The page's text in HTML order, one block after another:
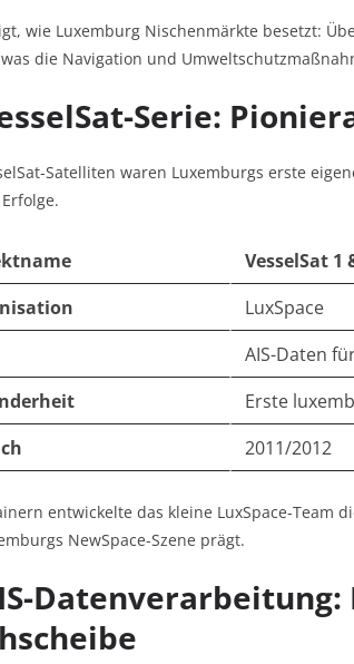
wie Luxemburg Nischenmärkte besetzt:
die Navigation und
Serie:
Satelliten waren Luxemburgs erste
VesselSat 1
LuxSpace
AIS-Daten
Erste
2011/2012
entwickelte das kleine LuxSpace-Team
NewSpace-Szene prägt.